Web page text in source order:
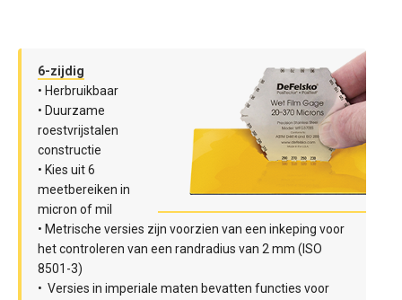
6-zijdig
• Herbruikbaar
• Duurzame
roestvrijstalen
constructie
• Kies uit 6
meetbereiken in
micron of mil
• Metrische versies zijn voorzien van een inkeping voor
het controleren van een randradius van 2 mm (ISO
8501-3)
• Versies in imperiale maten bevatten functies voor